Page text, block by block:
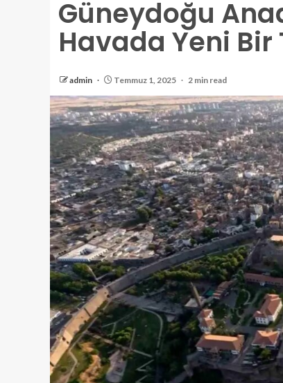
Güneydoğu
Havada Yeni Bir
admin Temmuz 1, 2025 2 min read